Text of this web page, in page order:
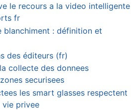
le recours a la video intelligente
fr
blanchiment : définition et
des éditeurs (fr)
collecte des donnees
securisees
les smart glasses respectent
vie privee